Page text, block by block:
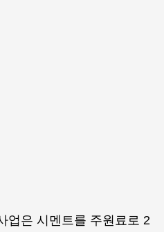
업은 시멘트를 주원료로 2